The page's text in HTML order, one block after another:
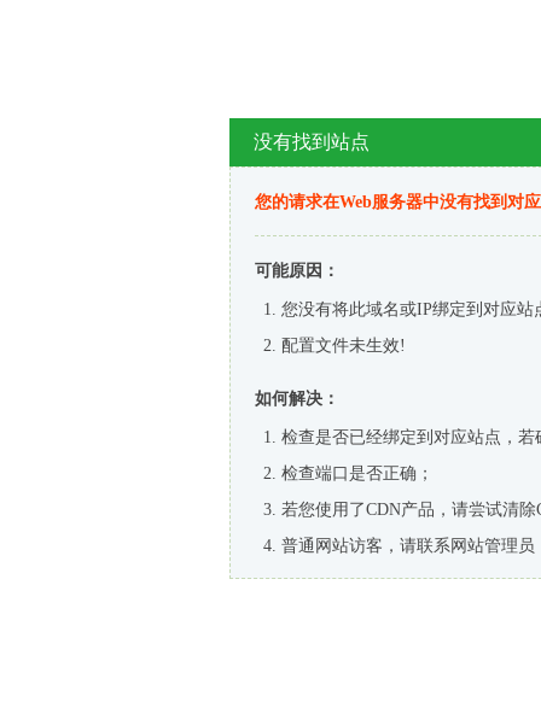
没有找到站点
您的请求在Web服务器中没有找到对
可能原因：
您没有将此域名或IP绑定到对应站
配置文件未生效!
如何解决：
检查是否已经绑定到对应站点，
检查端口是否正确；
若您使用了CDN产品，请尝试清除
普通网站访客，请联系网站管理员